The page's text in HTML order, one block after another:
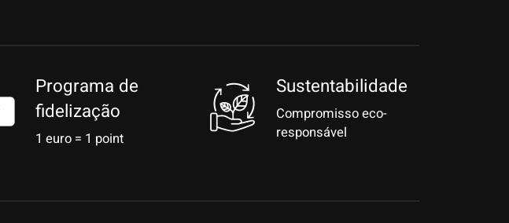
Programa de
fidelização
1 euro = 1 point
Sustentabilidade
Compromisso eco-
responsável